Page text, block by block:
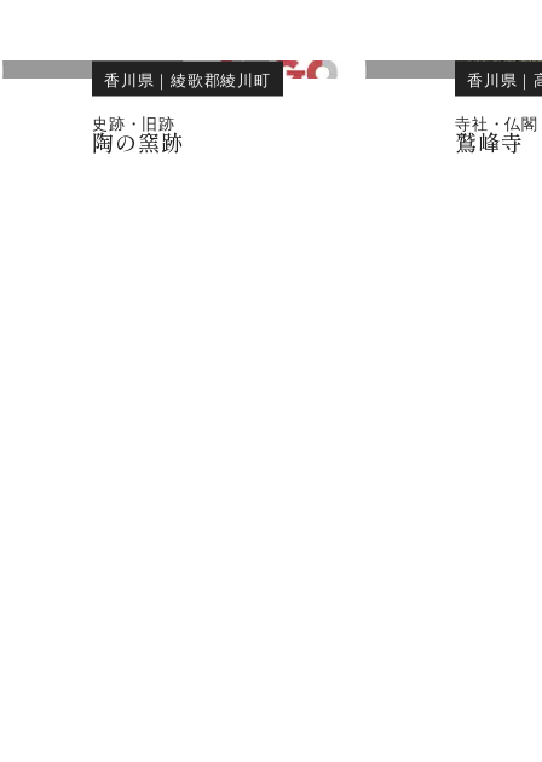
香川県 ｜綾歌郡綾川町
史跡・旧跡
陶の窯跡
香川県 ｜
寺社・仏閣
鷲峰寺